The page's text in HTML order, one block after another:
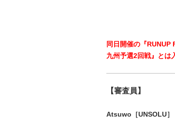
同日開催の『RUNUP
九州予選2回戦』とは
【審査員】
Atsuwo［UNSOLU］